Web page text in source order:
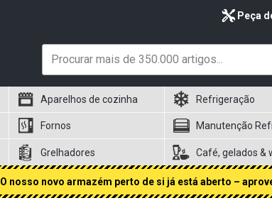
Peça
Aparelhos de cozinha Refrigeração
Fornos Manutenção
Grelhadores Café, gelados &
O nosso novo armazém perto de si já está aberto –